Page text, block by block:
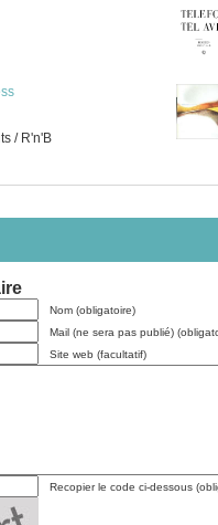
/ R'n'B
Nom (obligatoire)
Mail (ne sera pas publié)
Site web (facultatif)
Recopier le code ci-dessous